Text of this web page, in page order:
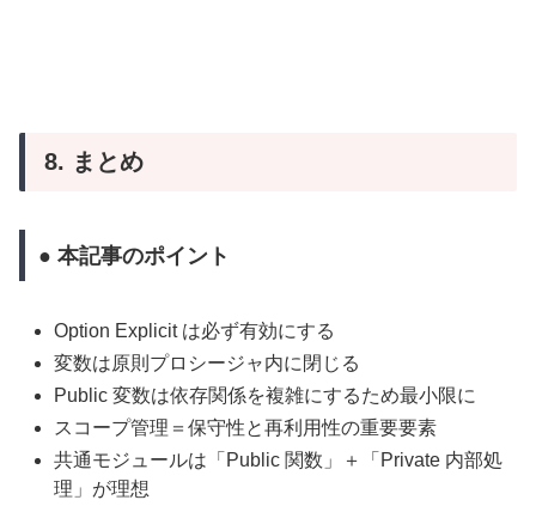
8. まとめ
● 本記事のポイント
Option Explicit は必ず有効にする
変数は原則プロシージャ内に閉じる
Public 変数は依存関係を複雑にするため最小限に
スコープ管理＝保守性と再利用性の重要要素
共通モジュールは「Public 関数」＋「Private 内部処
理」が理想